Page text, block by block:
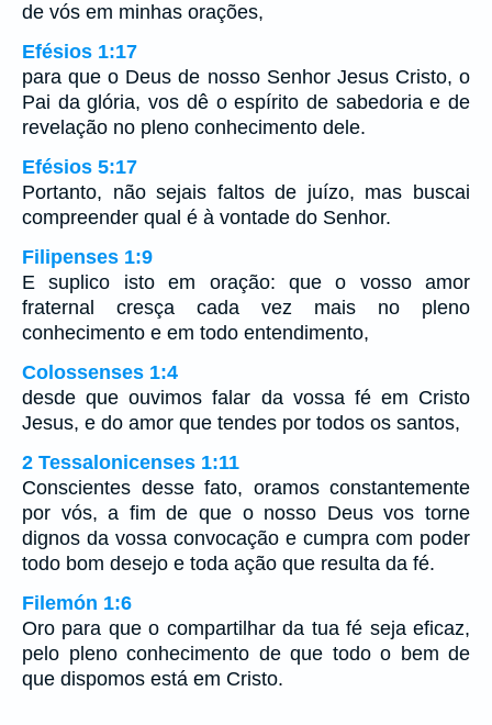
de vós em minhas orações,
Efésios 1:17
para que o Deus de nosso Senhor Jesus Cristo, o
Pai da glória, vos dê o espírito de sabedoria e de
revelação no pleno conhecimento dele.
Efésios 5:17
Portanto, não sejais faltos de juízo, mas buscai
compreender qual é à vontade do Senhor.
Filipenses 1:9
E suplico isto em oração: que o vosso amor
fraternal cresça cada vez mais no pleno
conhecimento e em todo entendimento,
Colossenses 1:4
desde que ouvimos falar da vossa fé em Cristo
Jesus, e do amor que tendes por todos os santos,
2 Tessalonicenses 1:11
Conscientes desse fato, oramos constantemente
por vós, a fim de que o nosso Deus vos torne
dignos da vossa convocação e cumpra com poder
todo bom desejo e toda ação que resulta da fé.
Filemón 1:6
Oro para que o compartilhar da tua fé seja eficaz,
pelo pleno conhecimento de que todo o bem de
que dispomos está em Cristo.